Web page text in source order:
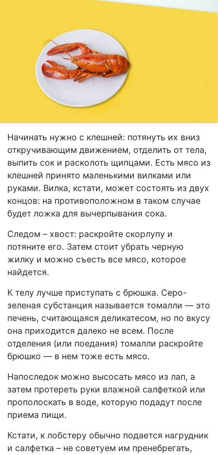
Начинать нужно с клешней: потянуть их вниз
откручивающим движением, отделить от тела,
выпить сок и расколоть щипцами. Есть мясо из
клешней принято маленькими вилками или
руками. Вилка, кстати, может состоять из двух
концов: на противоположном в таком случае
будет ложка для вычерпывания сока.
Следом – хвост: раскройте скорлупу и
потяните его. Затем стоит убрать черную
жилку и можно съесть все мясо, которое
найдется.
К телу лучше приступать с брюшка. Серо-
зеленая субстанция называется томалли — это
печень, считающаяся деликатесом, но по вкусу
она приходится далеко не всем. После
отделения (или поедания) томалли раскройте
брюшко — в нем тоже есть мясо.
Напоследок можно высосать мясо из лап, а
затем протереть руки влажной салфеткой или
прополоскать в воде, которую подадут после
приема пищи.
Кстати, к лобстеру обычно подается нагрудник
и салфетка – не советуем им пренебрегать,